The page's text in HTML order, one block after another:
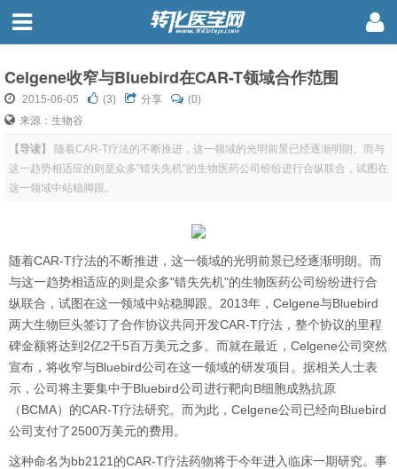
Celgene收窄与Bluebird在CAR-T领域合作范围
2015-06-05 (3) 分享
(0)
来源：生物谷
【导读】
随着CAR-T疗法的不断推进，这一领域的光明前景已经逐渐明朗。而与
这一趋势相适应的则是众多"错失先机"的生物医药公司纷纷进行合纵联合，试图在
这一领域中站稳脚跟。
随着CAR-T疗法的不断推进，这一领域的光明前景已经逐渐明朗。而
与这一趋势相适应的则是众多"错失先机"的生物医药公司纷纷进行合
纵联合，试图在这一领域中站稳脚跟。2013年，Celgene与Bluebird
两大生物巨头签订了合作协议共同开发CAR-T疗法，整个协议的里程
碑金额将达到2亿2千5百万美元之多。而就在最近，Celgene公司突然
宣布，将收窄与Bluebird公司在这一领域的研发项目。据相关人士表
示，公司将主要集中于Bluebird公司进行靶向B细胞成熟抗原
（BCMA）的CAR-T疗法研究。而为此，Celgene公司已经向Bluebird
公司支付了2500万美元的费用。
这种命名为bb2121的CAR-T疗法药物将于今年进入临床一期研究。事